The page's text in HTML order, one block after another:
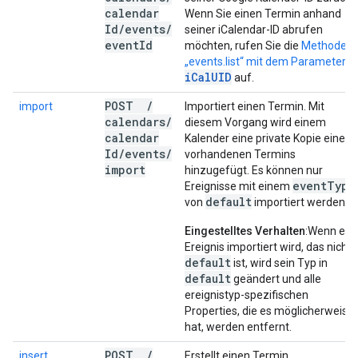
calendar
Id/events/
eventId
Wenn Sie einen Termin anhand
seiner iCalendar-ID abrufen
möchten, rufen Sie die Methode
„events.list“ mit dem Parameter
iCalUID auf.
import POST
/
calendars/
calendar
Id/events/
import
Importiert einen Termin. Mit
diesem Vorgang wird einem
Kalender eine private Kopie eines
vorhandenen Termins
hinzugefügt. Es können nur
Ereignisse mit einem eventType
von defaultimportiert werden.
Eingestelltes Verhalten:Wenn ein
Ereignis importiert wird, das nicht
defaultist, wird sein Typ in
defaultgeändert und alle
ereignistyp-spezifischen
Properties, die es möglicherweise
hat, werden entfernt.